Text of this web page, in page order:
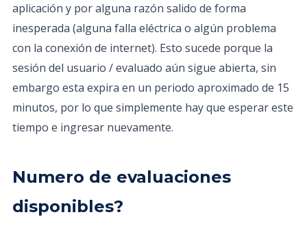
aplicación y por alguna razón salido de forma
inesperada (alguna falla eléctrica o algún problema
con la conexión de internet). Esto sucede porque la
sesión del usuario / evaluado aún sigue abierta, sin
embargo esta expira en un periodo aproximado de 15
minutos, por lo que simplemente hay que esperar este
tiempo e ingresar nuevamente.
Numero de evaluaciones
disponibles?